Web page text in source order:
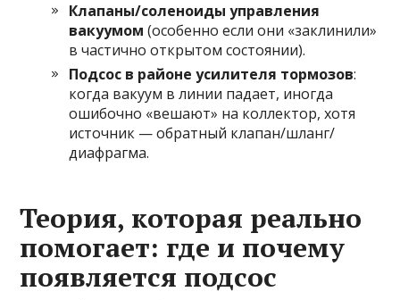
Клапаны/соленоиды управления
вакуумом (особенно если они «заклинили»
в частично открытом состоянии).
Подсос в районе усилителя тормозов:
когда вакуум в линии падает, иногда
ошибочно «вешают» на коллектор, хотя
источник — обратный клапан/шланг/
диафрагма.
Теория, которая реально
помогает: где и почему
появляется подсос